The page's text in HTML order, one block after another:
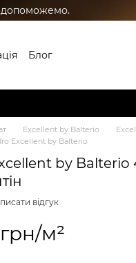
допоможемо.
Блог
Excellent by Balterio
Excellent by Balterio
by Balterio
відгук
м²